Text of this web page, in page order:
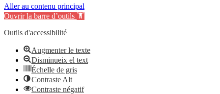
Aller au contenu principal
Ouvrir la barre d’outils
Outils d'accessibilité
Augmenter le texte
Disminueix el text
Échelle de gris
Contraste Alt
Contraste négatif